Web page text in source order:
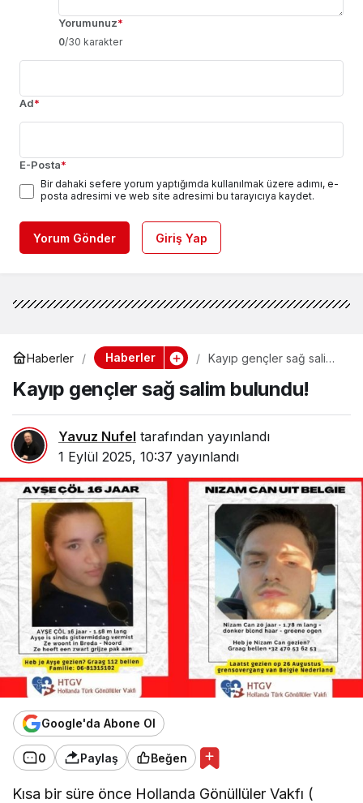
Yorumunuz*
0/30 karakter
Ad*
E-Posta*
Bir dahaki sefere yorum yaptığımda kullanılmak üzere adımı, e-
posta adresimi ve web site adresimi bu tarayıcıya kaydet.
Yorum Gönder Giriş Yap
Haberler Haberler
Kayıp gençler sağ salim
Kayıp gençler sağ salim bulundu!
Yavuz Nufel tarafından yayınlandı
1 Eylül 2025, 10:37 yayınlandı
Google'da Abone Ol
0 Paylaş Beğen
Kısa bir süre önce Hollanda Gönüllüler Vakfı (